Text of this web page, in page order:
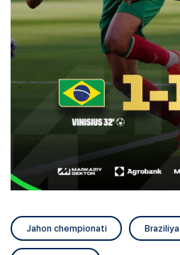
Jahon chempionati Braziliya